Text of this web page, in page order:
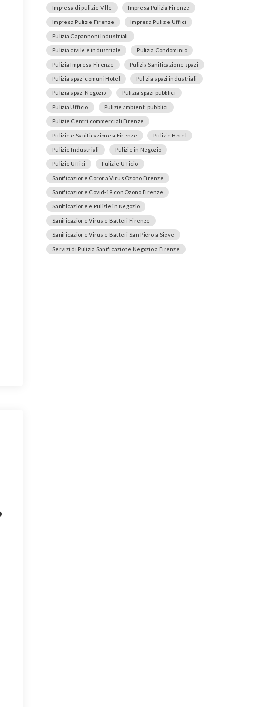
Impresa di pulizie Ville Impresa Pulizia Firenze
Impresa Pulizie Firenze Impresa Pulizie Uffici
Pulizia Capannoni Industriali
Pulizia civile e industriale Pulizia Condominio
Pulizia Impresa Firenze Pulizia Sanificazione spazi
Pulizia spazi comuni Hotel Pulizia spazi industriali
Pulizia spazi Negozio Pulizia spazi pubblici
Pulizia Ufficio Pulizie ambienti pubblici
Pulizie Centri commerciali Firenze
Pulizie e Sanificazione a Firenze Pulizie Hotel
Pulizie Industriali Pulizie in Negozio
Pulizie Uffici Pulizie Ufficio
Sanificazione Corona Virus Ozono Firenze
Sanificazione Covid-19 con Ozono Firenze
Sanificazione e Pulizie in Negozio
Sanificazione Virus e Batteri Firenze
Sanificazione Virus e Batteri San Piero a Sieve
Servizi di Pulizia Sanificazione Negozio a Firenze